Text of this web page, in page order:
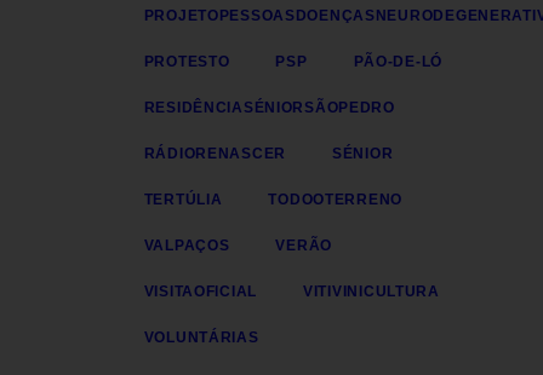
PROTESTO PSP PÃO-DE-LÓ
RESIDÊNCIASÉNIORSÃOPEDRO
RÁDIORENASCER SÉNIOR
TERTÚLIA TODOOTERRENO
VALPAÇOS VERÃO
VISITAOFICIAL VITIVINICULTURA
VOLUNTÁRIAS